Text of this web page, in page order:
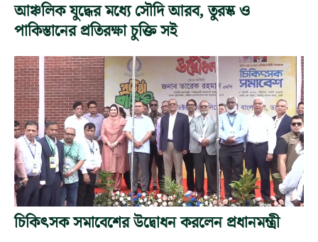
আঞ্চলিক যুদ্ধের মধ্যে সৌদি আরব, তুরস্ক ও
পাকিস্তানের প্রতিরক্ষা চুক্তি সই
চিকিৎসক সমাবেশের উদ্বোধন করলেন প্রধানমন্ত্রী